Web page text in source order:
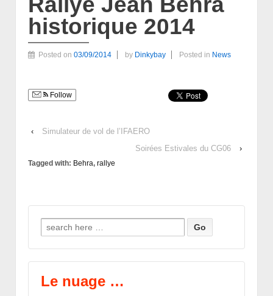
historique 2014
Posted on 03/09/2014 by Dinkybay Posted in News
Follow
‹
Simulateur de vol de l’IFAERO
Soirées Estivales du CG06
›
Tagged with: Behra, rallye
Search for:
Le nuage …